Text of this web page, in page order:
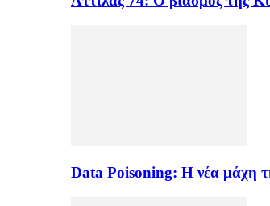
Data Poisoning: Η νέα μάχη